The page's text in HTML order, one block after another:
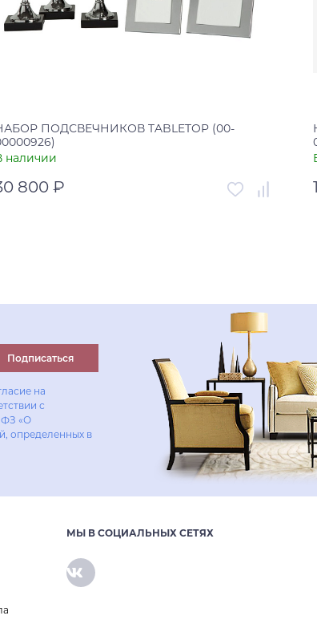
ПОДСВЕЧНИКОВ TABLETOP (00-
наличии
800 ₽
Купить в один клик
Подписаться
на
с
ФЗ «О
определенных в
МЫ В СОЦИАЛЬНЫХ СЕТЯХ